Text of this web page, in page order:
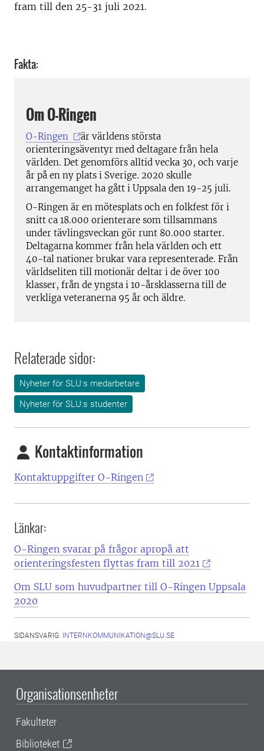
fram till den 25-31 juli 2021.
Fakta:
Om O-Ringen
O-Ringen
är världens största
orienteringsäventyr med deltagare från hela
världen. Det genomförs alltid vecka 30, och varje
år på en ny plats i Sverige. 2020 skulle
arrangemanget ha gått i Uppsala den 19-25 juli.
O-Ringen är en mötesplats och en folkfest för i
snitt ca 18.000 orienterare som tillsammans
under tävlingsveckan gör runt 80.000 starter.
Deltagarna kommer från hela världen och ett
40-tal nationer brukar vara representerade. Från
världseliten till motionär deltar i de över 100
klasser, från de yngsta i 10-årsklasserna till de
verkliga veteranerna 95 år och äldre.
Relaterade sidor:
Nyheter för SLU:s medarbetare
Nyheter för SLU:s studenter
Kontaktinformation
Kontaktuppgifter O-Ringen
Länkar:
O-Ringen svarar på frågor apropå att
orienteringsfesten flyttas fram till 2021
Om SLU som huvudpartner till O-Ringen Uppsala
2020
SIDANSVARIG: INTERNKOMMUNIKATION@SLU.SE
Organisationsenheter
Fakulteter
Biblioteket